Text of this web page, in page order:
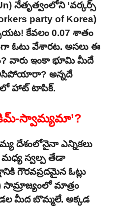
నేతృత్వంలోని ‘వర్కర్స్
party of Korea)
కేవలం 0.07 శాతం
ఓటు వేశారట. అసలు ఈ
వారు ఇంకా భూమి మీదే
అన్నదే
హాట్ టాపిక్.
స్వామ్యమా’?
దేశంలోనైనా ఎన్నికలు
మధ్య స్వల్ప తేడా
గౌరవప్రదమైన ఓట్లు
సామ్రాజ్యంలో మాత్రం
మీద బొమ్మలే. అక్కడ